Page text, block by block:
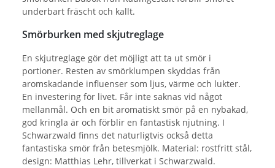
underbart fräscht och kallt.
Smörburken med skjutreglage
En skjutreglage gör det möjligt att ta ut smör i
portioner. Resten av smörklumpen skyddas från
aromskadande influenser som ljus, värme och lukter.
En investering för livet. Får inte saknas vid något
mellanmål. Och en bit aromatiskt smör på en nybakad,
god kringla är och förblir en fantastisk njutning. I
Schwarzwald finns det naturligtvis också detta
fantastiska smör från betesmjölk. Material: rostfritt stål,
design: Matthias Lehr, tillverkat i Schwarzwald.